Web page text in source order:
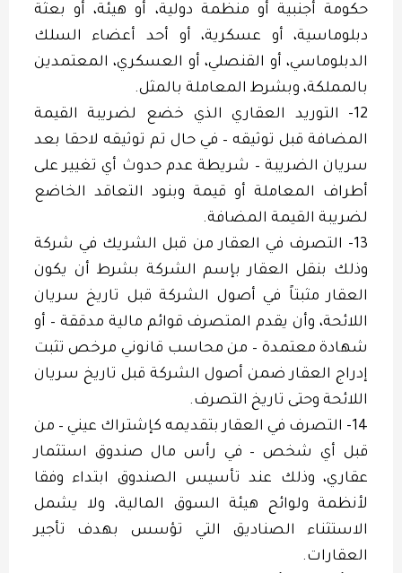
حكومة أجنبية أو منظمة دولية، أو هيئة، أو بعثة
دبلوماسية، أو عسكرية، أو أحد أعضاء السلك
الدبلوماسي، أو القنصلي، أو العسكري، المعتمدين
بالمملكة، وبشرط المعاملة بالمثل.
12- التوريد العقاري الذي خضع لضريبة القيمة
المضافة قبل توثيقه – في حال تم توثيقه لاحقا بعد
سريان الضريبة – شريطة عدم حدوث أي تغيير على
أطراف المعاملة أو قيمة وبنود التعاقد الخاضع
لضريبة القيمة المضافة.
13- التصرف في العقار من قبل الشريك في شركة
وذلك بنقل العقار بإسم الشركة بشرط أن يكون
العقار مثبتاً في أصول الشركة قبل تاريخ سريان
اللائحة، وأن يقدم المتصرف قوائم مالية مدققة – أو
شهادة معتمدة – من محاسب قانوني مرخص تثبت
إدراج العقار ضمن أصول الشركة قبل تاريخ سريان
اللائحة وحتى تاريخ التصرف.
14- التصرف في العقار بتقديمه كإشتراك عيني – من
قبل أي شخص – في رأس مال صندوق استثمار
عقاري، وذلك عند تأسيس الصندوق ابتداء وفقا
لأنظمة ولوائح هيئة السوق المالية، ولا يشمل
الاستثناء الصناديق التي تؤسس بهدف تأجير
العقارات.